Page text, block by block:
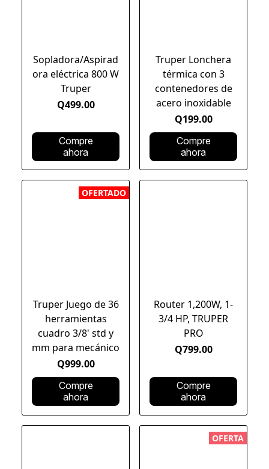
Sopladora/Aspirad
ora eléctrica 800 W
Truper
Q499.00
Compre
ahora
Truper Lonchera
térmica con 3
contenedores de
acero inoxidable
Q199.00
Compre
ahora
OFERTADO
Truper Juego de 36
herramientas
cuadro 3/8' std y
mm para mecánico
Q999.00
Compre
ahora
Router 1,200W, 1-
3/4 HP, TRUPER
PRO
Q799.00
Compre
ahora
OFERTA